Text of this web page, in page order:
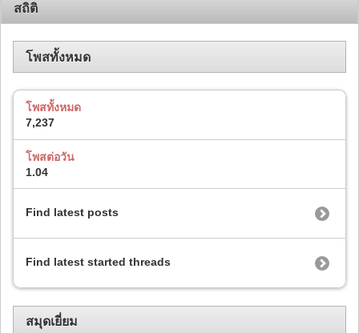
สถิติ
โพสทั้งหมด
โพสทั้งหมด
7,237
โพสต่อวัน
1.04
Find latest posts
Find latest started threads
สมุดเยี่ยม